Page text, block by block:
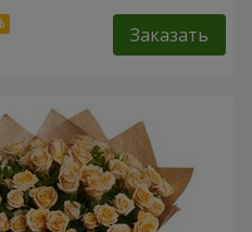
Заказать